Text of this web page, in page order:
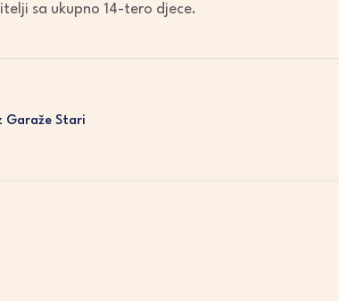
sa ukupno 14-tero djece.
Garaže Stari